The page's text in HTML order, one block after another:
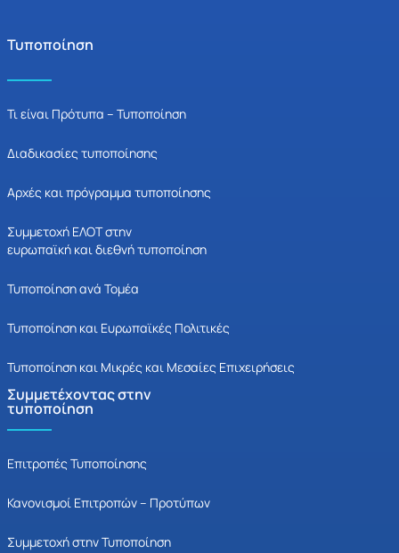
Τυποποίηση
Τι είναι Πρότυπα – Τυποποίηση
Διαδικασίες τυποποίησης
Αρχές και πρόγραμμα τυποποίησης
Συμμετοχή ΕΛΟΤ στην
ευρωπαϊκή και διεθνή τυποποίηση
Τυποποίηση ανά Τομέα
Τυποποίηση και Ευρωπαϊκές Πολιτικές
Τυποποίηση και Μικρές και Μεσαίες Επιχειρήσεις
Συμμετέχοντας στην
τυποποίηση
Επιτροπές Τυποποίησης
Κανονισμοί Επιτροπών – Προτύπων
Συμμετοχή στην Τυποποίηση